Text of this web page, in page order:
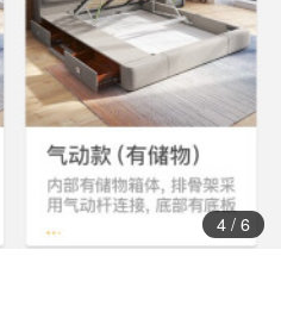
5/ 6